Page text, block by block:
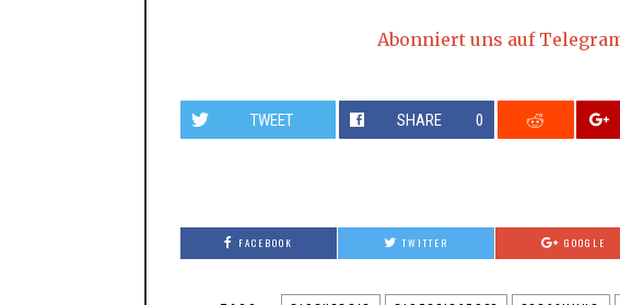
Abonniert uns auf
TWEET SHARE 0
FACEBOOK TWITTER GOOGLE